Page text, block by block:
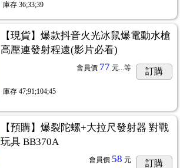
庫存 36;33;39
【現貨】爆款抖音火光冰鼠爆電動水槍
高壓連發射程遠(影片必看)
會員價 77 元...等 訂購
庫存 47;91;104;45
【預購】爆裂陀螺+大拉尺發射器 對戰
玩具 BB370A
會員價 58 元 訂購